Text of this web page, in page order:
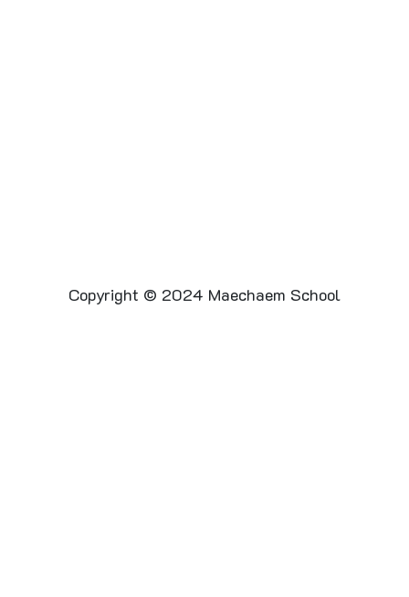
Copyright © 2024 Maechaem School